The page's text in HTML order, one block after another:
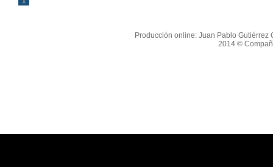
Producción online: Juan Pablo Gutiérrez
2014 ©